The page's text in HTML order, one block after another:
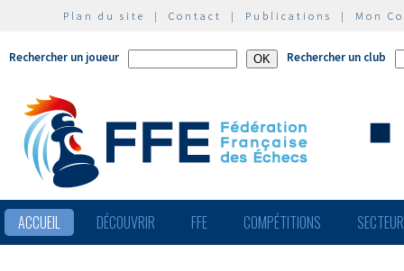
Plan du site | Contact | Publications | Mon
Rechercher un joueur Rechercher un club
ACCUEIL DÉCOUVRIR FFE COMPÉTITIONS